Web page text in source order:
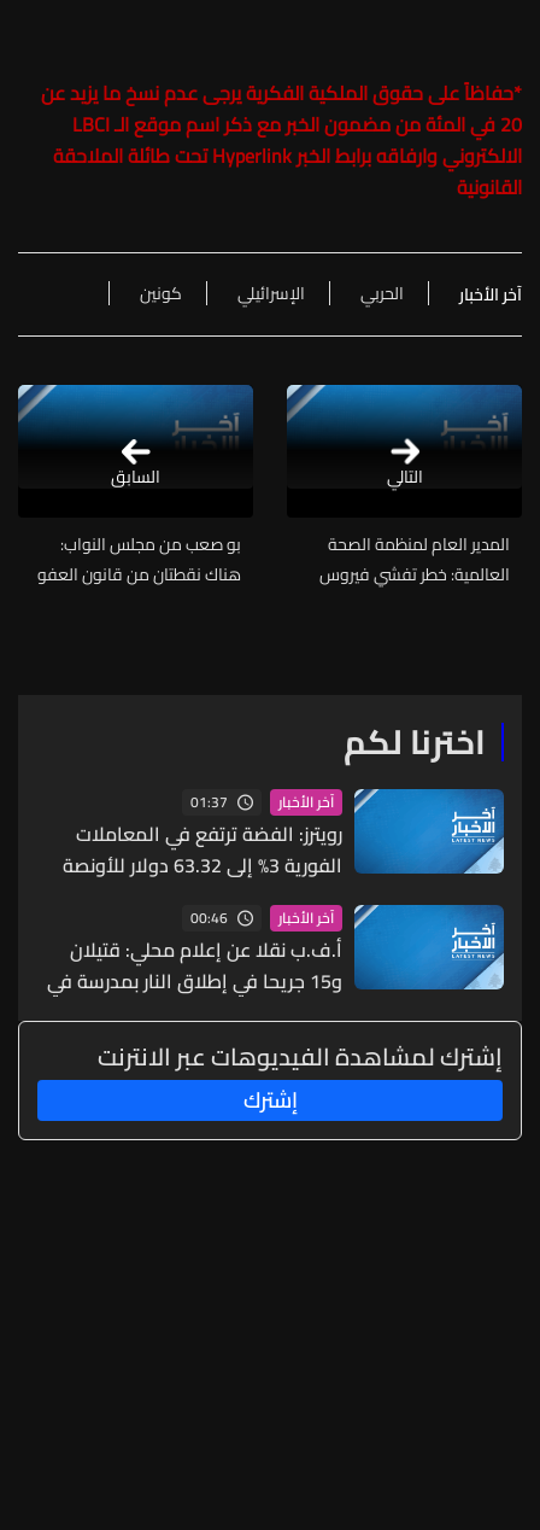
*حفاظاً على حقوق الملكية الفكرية يرجى عدم نسخ ما يزيد عن
20 في المئة من مضمون الخبر مع ذكر اسم موقع الـ LBCI
الالكتروني وارفاقه برابط الخبر Hyperlink تحت طائلة الملاحقة
القانونية
آخر الأخبار الحربي الإسرائيلي كونين
التالي
المدير العام لمنظمة الصحة
العالمية: خطر تفشي فيروس
بو صعب من مجلس النواب:
هناك نقطتان من قانون العفو
السابق
اخترنا لكم
آخر الأخبار 01:37
رويترز: الفضة ترتفع في المعاملات
الفورية 3% إلى 63.32 دولار للأونصة
آخر الأخبار 00:46
أ.ف.ب نقلا عن إعلام محلي: قتيلان
و15 جريحا في إطلاق النار بمدرسة في
تايلاند
إشترك لمشاهدة الفيديوهات عبر الانترنت
إشترك